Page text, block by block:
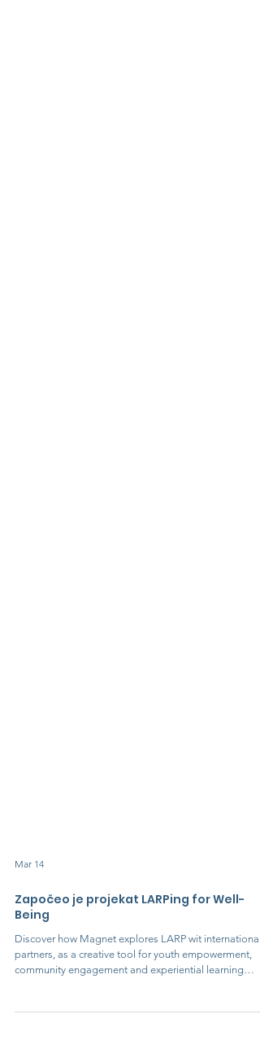
Mar 14
Započeo je projekat LARPing for Well-
Being
Discover how Magnet explores LARP wit international
community engagement and experiential learning